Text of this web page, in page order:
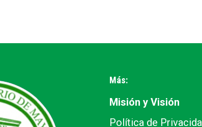
Más:
Misión y Visión
Política de